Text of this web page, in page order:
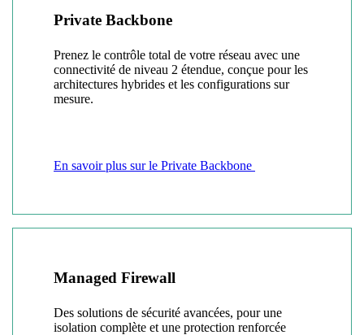
Private Backbone
Prenez le contrôle total de votre réseau avec une
connectivité de niveau 2 étendue, conçue pour les
architectures hybrides et les configurations sur
mesure.
En savoir plus sur le Private Backbone
Managed Firewall
Des solutions de sécurité avancées, pour une
isolation complète et une protection renforcée